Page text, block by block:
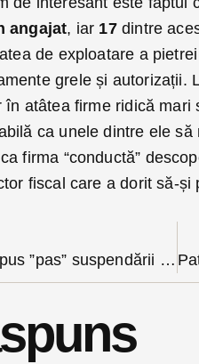
angajat, iar 17dintre
de exploatare a
grele și autorizații.
în atâtea firme ridică
ca unele dintre ele
firma “conductă”
fiscal care a dorit să-și
O instanță a Tribunalului BN a spus ”pas” suspendării vinietei albastre. Pe rol rămâne cererea de anulare, care va fi judecată însă la toamnă